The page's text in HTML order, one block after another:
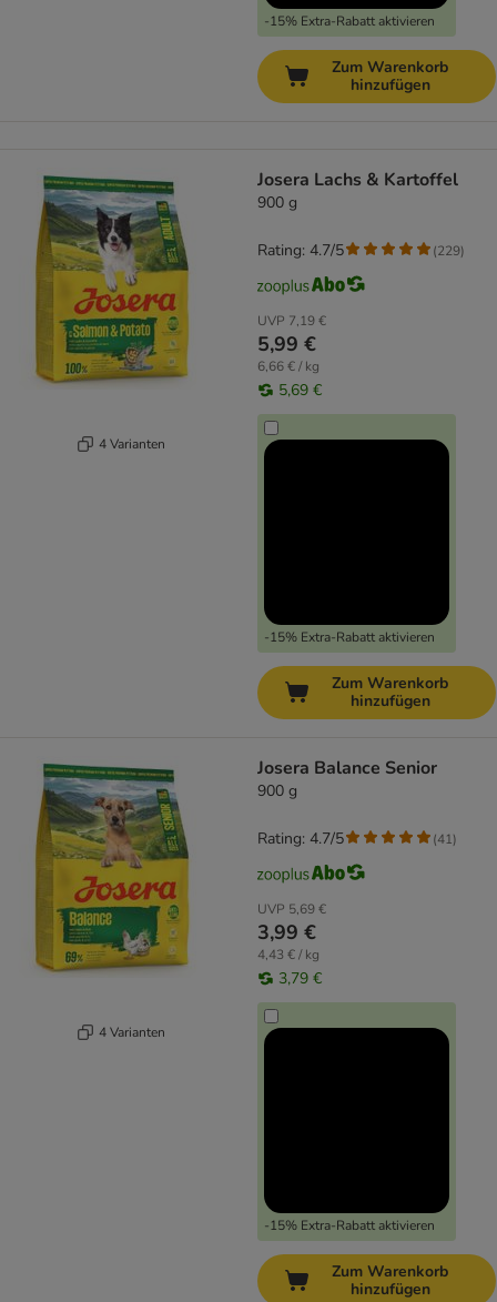
-15% Extra-Rabatt aktivieren
Zum Warenkorb
hinzufügen
4 Varianten
Josera Lachs & Kartoffel
900 g
UVP 7,19 €
5,99 €
6,66 € / kg
5,69 €
-15% Extra-Rabatt aktivieren
Rating: 4.7/5 (229)
Zum Warenkorb
hinzufügen
4 Varianten
Josera Balance Senior
900 g
UVP 5,69 €
3,99 €
4,43 € / kg
3,79 €
-15% Extra-Rabatt aktivieren
Rating: 4.7/5 (41)
Zum Warenkorb
hinzufügen